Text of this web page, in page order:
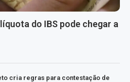
do IBS pode chegar a
cria regras para contestação de